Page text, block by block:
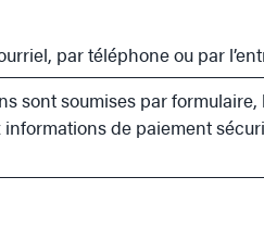
par téléphone ou par
sont soumises par
de paiement